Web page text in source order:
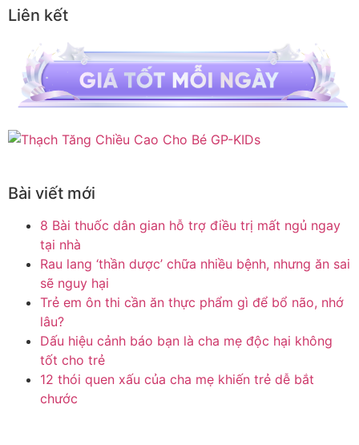
Liên kết
Bài viết mới
8 Bài thuốc dân gian hỗ trợ điều trị mất ngủ ngay
tại nhà
Rau lang ‘thần dược’ chữa nhiều bệnh, nhưng ăn sai
sẽ nguy hại
Trẻ em ôn thi cần ăn thực phẩm gì để bổ não, nhớ
lâu?
Dấu hiệu cảnh báo bạn là cha mẹ độc hại không
tốt cho trẻ
12 thói quen xấu của cha mẹ khiến trẻ dễ bắt
chước